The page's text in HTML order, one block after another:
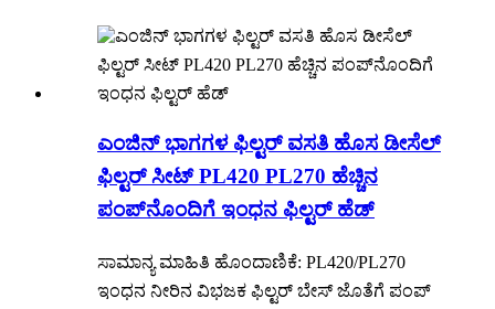
ಎಂಜಿನ್ ಭಾಗಗಳ ಫಿಲ್ಟರ್ ವಸತಿ ಹೊಸ ಡೀಸೆಲ್
ಫಿಲ್ಟರ್ ಸೀಟ್ PL420 PL270 ಹೆಚ್ಚಿನ
ಪಂಪ್‌ನೊಂದಿಗೆ ಇಂಧನ ಫಿಲ್ಟರ್ ಹೆಡ್
ಸಾಮಾನ್ಯ ಮಾಹಿತಿ ಹೊಂದಾಣಿಕೆ: PL420/PL270
ಇಂಧನ ನೀರಿನ ವಿಭಜಕ ಫಿಲ್ಟರ್ ಬೇಸ್ ಜೊತೆಗೆ ಪಂಪ್